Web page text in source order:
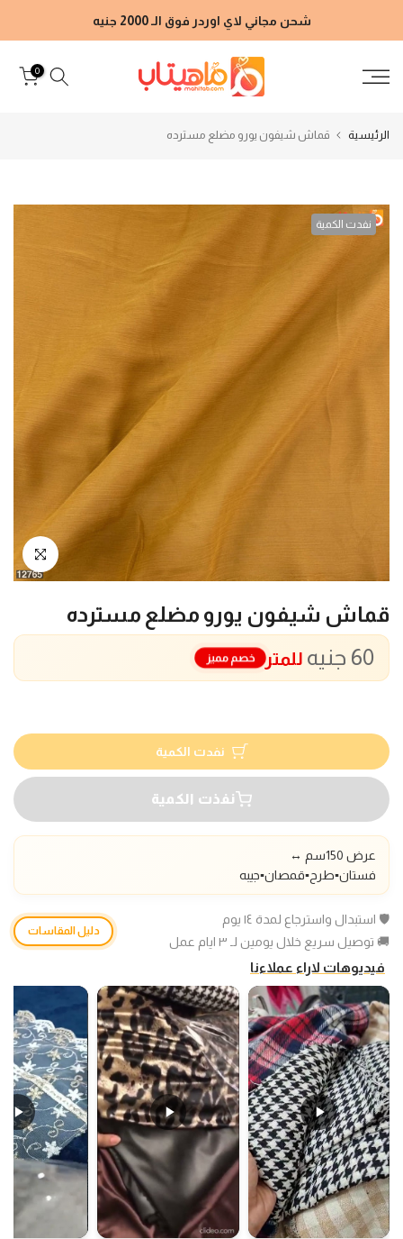
إلى
شحن مجاني لاي اوردر فوق الـ 2000 جنيه
0
الرئيسية قماش شيفون يورو مضلع مسترده
نفدت الكمية
انقر للتكبير
قماش شيفون يورو مضلع مسترده
60 جنيه للمتر خصم مميز
نفدت الكمية
نفذت الكمية
عرض 150سم ↔️
فستان▪️طرح▪️قمصان▪️جيبه
🛡️ استبدال واسترجاع لمدة ١٤ يوم
🚚 توصيل سريع خلال يومين لـ ٣ ايام عمل
دليل المقاسات
فيديوهات لاراء عملاءنا